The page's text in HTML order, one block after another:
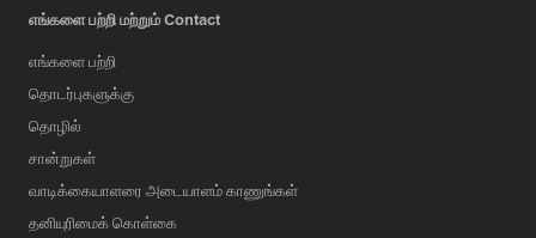
எங்களை பற்றி மற்றும் Contact
எங்களை பற்றி
தொடர்புகளுக்கு
தொழில்
சான்றுகள்
வாடிக்கையாளரை அடையாளம் காணுங்கள்
தனியுரிமைக் கொள்கை